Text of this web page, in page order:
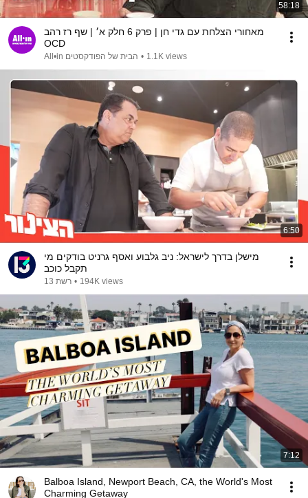
58:18
מאחורי הצלחת עם גדי חן | פרק 6 חלק א׳ | שף רז רהב
OCD
All•in הבית של הפודקסטים • 1.1K views
6:50
מישלן בדרך לישראל: ניב גלבוע ואסף גרניט בודקים מי
תקבל כוכב
רשת 13 • 194K views
7:12
Balboa Island, Newport Beach, CA, the World's Most
Charming Getaway